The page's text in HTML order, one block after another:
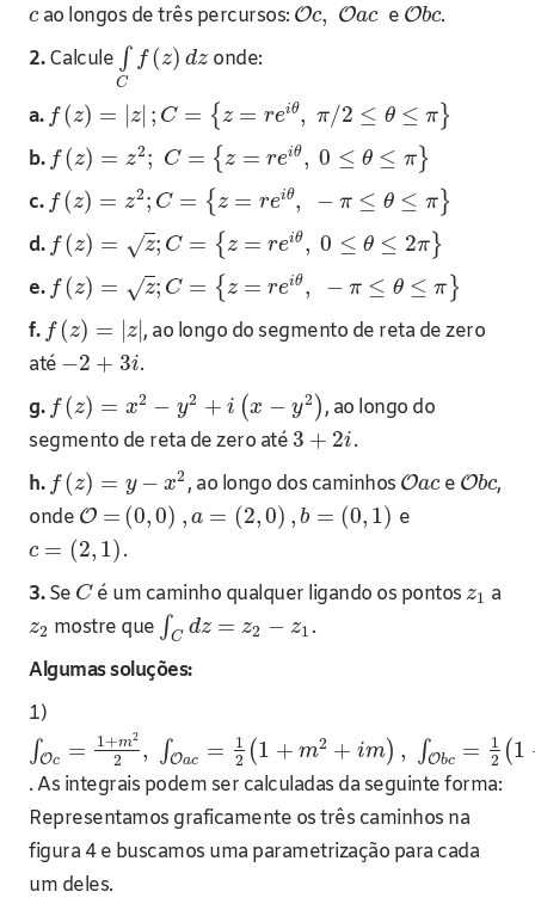
cao longos de três percursos: Oc, Oac e Obc.
2.Calcule ∫
C
f (z) dz onde:
a. f (z) = z| ; C = { z = reiθ, π/2 ≤ θ ≤ π }
b. f (z) = z2; C = {z = reiθ , 0 ≤ θ ≤ π}
c. f (z) = z2; C = { z = reiθ, − π ≤ θ ≤ π}
d. f (z) = z
√ ; C = { z = reiθ, 0 ≤ θ ≤ 2π}
e. f (z) = z
√ ; C = { z = reiθ, − π ≤ θ ≤ π }
f. f (z) = z| , ao longo do segmento de reta de zero
até −2 + 3i.
g. f (z) = x2 − y2 + i (x − y2 ), ao longo do
segmento de reta de zero até3 + 2i.
h. f (z) = y − x2, ao longo dos caminhos Oace Obc,
onde O = (0,0) , a = (2,0) , b = (0, 1) e
c = (2, 1).
3.Se Cé um caminho qualquer ligando os pontosz1 a
z2 mostre que ∫C dz = z2 − z1 .
Algumas soluções:
1)
∫Oc = 1+m2
2 , ∫Oac =
1
2 (1 + m2 + im) , ∫Obc =
1
2 (1
. As integrais podem ser calculadas da seguinte forma:
Representamos graficamente os três caminhos na
figura 4 e buscamos uma parametrização para cada
um deles.